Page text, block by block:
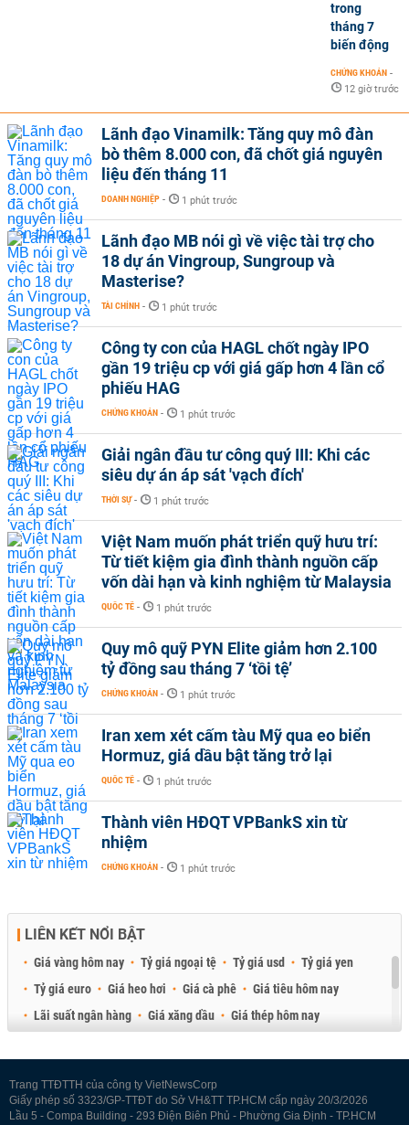
trong
tháng 7
biến động
CHỨNG KHOÁN -
12 giờ trước
Lãnh đạo Vinamilk: Tăng quy mô đàn
bò thêm 8.000 con, đã chốt giá nguyên
liệu đến tháng 11
DOANH NGHIỆP - 1 phút trước
Lãnh đạo MB nói gì về việc tài trợ cho
18 dự án Vingroup, Sungroup và
Masterise?
TÀI CHÍNH - 1 phút trước
Công ty con của HAGL chốt ngày IPO
gần 19 triệu cp với giá gấp hơn 4 lần cổ
phiếu HAG
CHỨNG KHOÁN - 1 phút trước
Giải ngân đầu tư công quý III: Khi các
siêu dự án áp sát 'vạch đích'
THỜI SỰ - 1 phút trước
Việt Nam muốn phát triển quỹ hưu trí:
Từ tiết kiệm gia đình thành nguồn cấp
vốn dài hạn và kinh nghiệm từ Malaysia
QUỐC TẾ - 1 phút trước
Quy mô quỹ PYN Elite giảm hơn 2.100
tỷ đồng sau tháng 7 ‘tồi tệ’
CHỨNG KHOÁN - 1 phút trước
Iran xem xét cấm tàu Mỹ qua eo biển
Hormuz, giá dầu bật tăng trở lại
QUỐC TẾ - 1 phút trước
Thành viên HĐQT VPBankS xin từ
nhiệm
CHỨNG KHOÁN - 1 phút trước
LIÊN KẾT NỔI BẬT
Giá vàng hôm nay Tỷ giá ngoại tệ Tỷ giá usd
Tỷ giá yen
Tỷ giá euro
Giá heo hơi Giá cà phê
Giá tiêu hôm nay
Lãi suất ngân hàng
Giá xăng dầu
Giá thép hôm nay
Trang TTĐTTH của công ty VietNewsCorp
Giấy phép số 3323/GP-TTĐT do Sở VH&TT TP.HCM cấp ngày 20/3/2026
Lầu 5 - Compa Building - 293 Điện Biên Phủ - Phường Gia Định - TP.HCM